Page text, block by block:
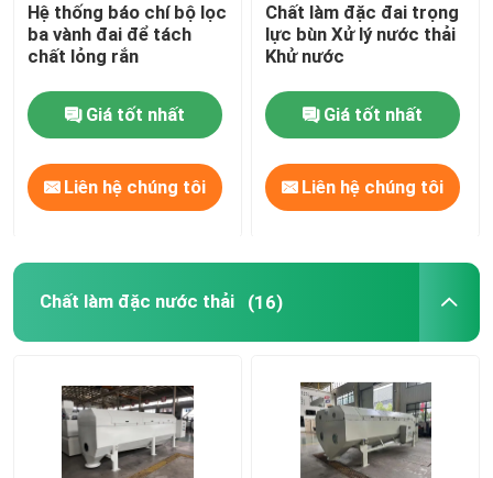
Kiểm soát chất lượng
Liên hệ chúng tôi
Tin tức
Máy khuếch tán khí bong bóng
Máy khử nước bùn
Hệ thống báo chí bộ lọc
ba vành đai để tách
chất lỏng rắn
Giá tốt nhất
Liên hệ chúng tôi
Chất làm đặc đai trọng
lực bùn Xử lý nước thải
Khử nước
Giá tốt nhất
Liên hệ chúng tôi
Chất làm đặc nước thải (16)